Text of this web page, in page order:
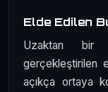
Elde Edilen
Uzaktan bir
gerçekleştirilen
açıkça ortaya